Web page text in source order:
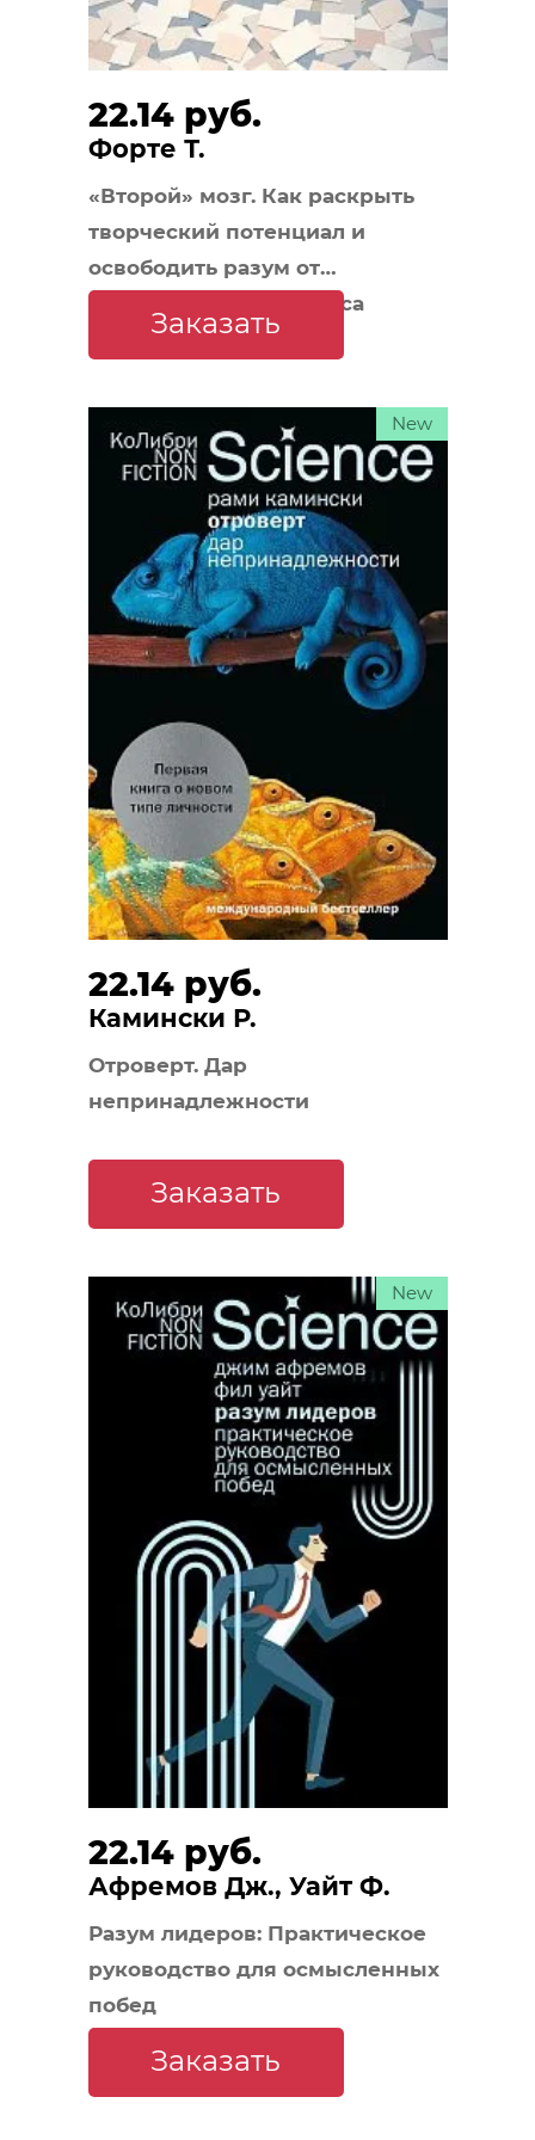
22.14 руб.
Форте Т.
«Второй» мозг. Как раскрыть
творческий потенциал и
освободить разум от
информационного хаоса
Заказать
22.14 руб.
Камински Р.
Отроверт. Дар
непринадлежности
New
Заказать
22.14 руб.
Афремов Дж., Уайт Ф.
Разум лидеров: Практическое
руководство для осмысленных
побед
New
Заказать